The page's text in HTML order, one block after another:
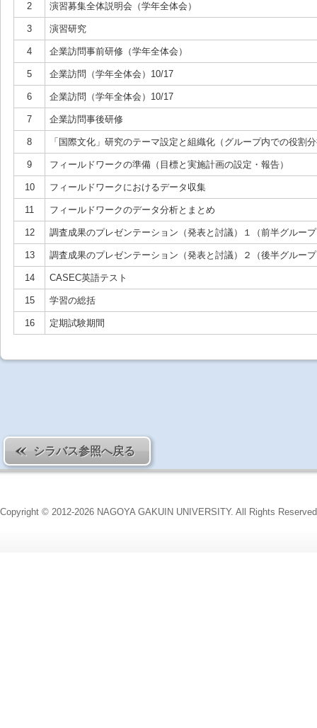
2 演習募集全体説明会（学年全体会）
3 演習研究
4 企業訪問事前研修（学年全体会）
5 企業訪問（学年全体会）10/17
6 企業訪問（学年全体会）10/17
7 企業訪問事後研修
8 「国際文化」研究のテーマ設定と組織化（グループ内での役割
9 フィールドワークの準備（目標と実施計画の設定・報告）
10 フィールドワークにおけるデータ収集
11 フィールドワークのデータ分析とまとめ
12 調査成果のプレゼンテーション（発表と討議）１（前半グルー
13 調査成果のプレゼンテーション（発表と討議）２（後半グルー
14 CASEC英語テスト
15 学習の総括
16 定期試験期間
シラバス参照へ戻る
Copyright © 2012-2026 NAGOYA GAKUIN UNIVERSITY. All Rights